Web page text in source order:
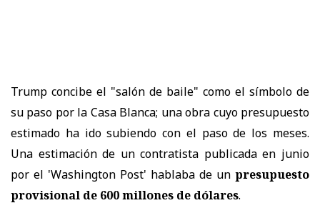
Trump concibe el "salón de baile" como el símbolo de
su paso por la Casa Blanca; una obra cuyo presupuesto
estimado ha ido subiendo con el paso de los meses.
Una estimación de un contratista publicada en junio
por el 'Washington Post' hablaba de un presupuesto
provisional de 600 millones de dólares.